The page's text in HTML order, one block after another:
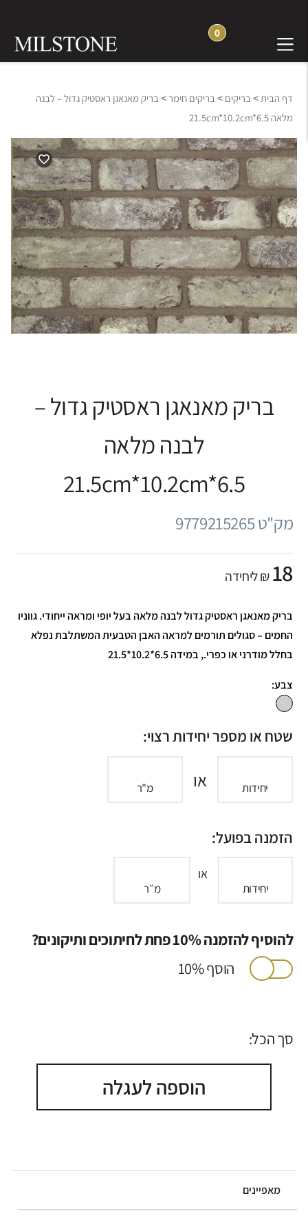
0
דף הבית> בריקים > בריקים חימר> בריק מאנאגן ראסטיק גדול – לבנה
מלאה 21.5cm*10.2cm*6.5
בריק מאנאגן ראסטיק גדול –
לבנה מלאה
21.5cm*10.2cm*6.5
מק"ט 9779215265
18₪ ליחידה
בריק מאנאגן ראסטיק גדול לבנה מלאה בעל יופי ומראה ייחודי. גווניו
החמים – סגולים תורמים למראה האבן הטבעית המשתלבת נפלא
בחלל מודרני או כפרי., במידה 6.5*10.2*21.5
צבע:
שטח או מספר יחידות רצוי:
יחידות או מ"ר
הזמנה בפועל:
יחידות
או
מ״ר
להוסיף להזמנה 10% פחת לחיתוכים ותיקונים?
הוסף 10%
סך הכל:
הוספה לעגלה
מאפיינים